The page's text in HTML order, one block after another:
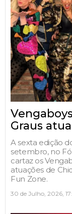
Graus
A sexta edição
setembro, no
cartaz os
atuações de
Fun Zone.
30 de Julho, 2026,